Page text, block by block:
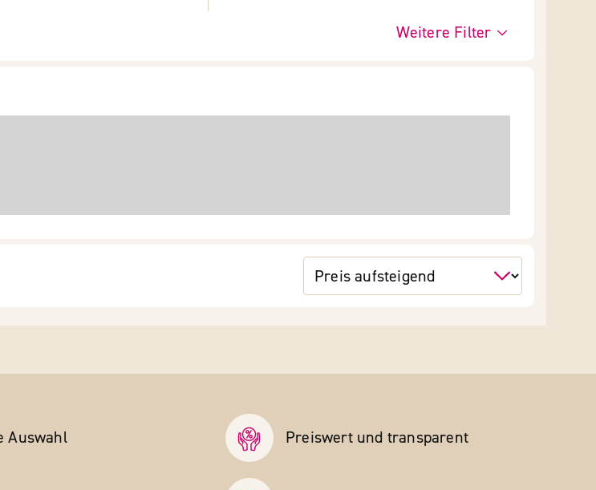
Weitere Filter
Auswahl Preiswert und transparent